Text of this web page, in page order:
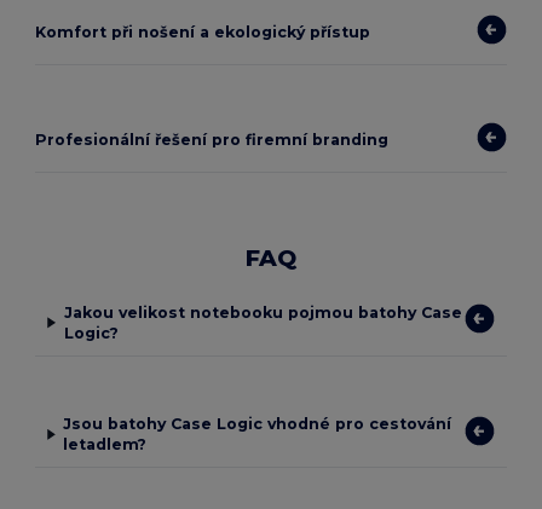
Komfort při nošení a ekologický přístup
Profesionální řešení pro firemní branding
FAQ
Jakou velikost notebooku pojmou batohy Case
Logic?
Jsou batohy Case Logic vhodné pro cestování
letadlem?